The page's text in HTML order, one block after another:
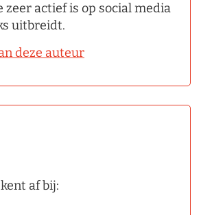
zeer actief is op social media
uitbreidt.
deze auteur
af bij: